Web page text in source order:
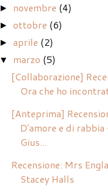
► novembre (4)
►ottobre (6)
►aprile (2)
▼ marzo (5)
[Collaborazione]
Ora che ho
[Anteprima]
D'amore e di rabbia
Gius...
Recensione: Mrs
Stacey Halls